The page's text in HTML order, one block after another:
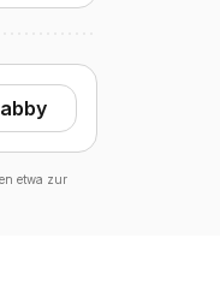
etwa zur